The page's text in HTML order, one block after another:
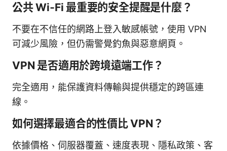
公共 Wi‑Fi 最重要的安全提醒是什麼？
不要在不信任的網路上登入敏感帳號，使用 VPN
可減少風險，但仍需警覺釣魚與惡意網頁。
VPN 是否適用於跨境遠端工作？
完全適用，能保護資料傳輸與提供穩定的跨區連
線。
如何選擇最適合的性價比 VPN？
依據價格、伺服器覆蓋、速度表現、隱私政策、客